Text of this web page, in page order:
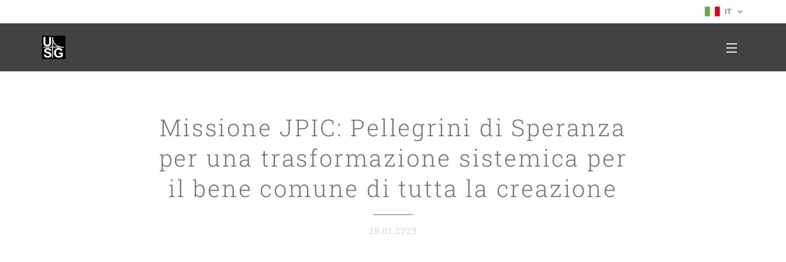
IT
Missione JPIC: Pellegrini di Speranza
per una trasformazione sistemica per
il bene comune di tutta la creazione
28.01.2025